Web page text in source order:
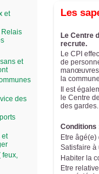
et
Relais
et
des
et
Les
Le Centre
recrute.
Le CPI
de
manœuvres
la
Il est
le Centre
des gardes.
Conditions
Etre âgé(e)
Satisfaire à
Habiter la
Etre